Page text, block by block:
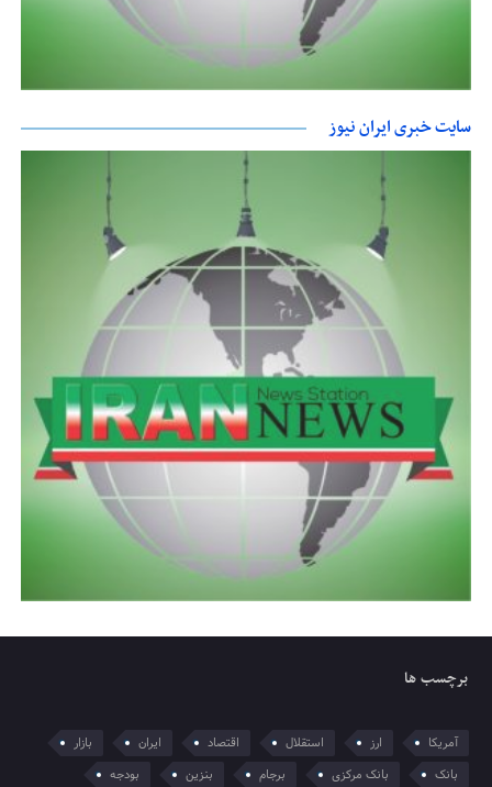
سایت خبری ایران نیوز
برچسب ها
آمریکا ارز استقلال اقتصاد ایران
بازار
بانک
بانک مرکزی برجام بنزین بودجه